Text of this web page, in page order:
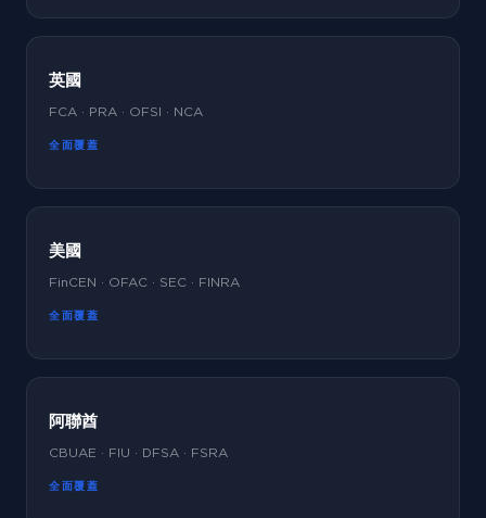
英國
FCA · PRA · OFSI · NCA
全面覆蓋
美國
FinCEN · OFAC · SEC · FINRA
全面覆蓋
阿聯酋
CBUAE · FIU · DFSA · FSRA
全面覆蓋